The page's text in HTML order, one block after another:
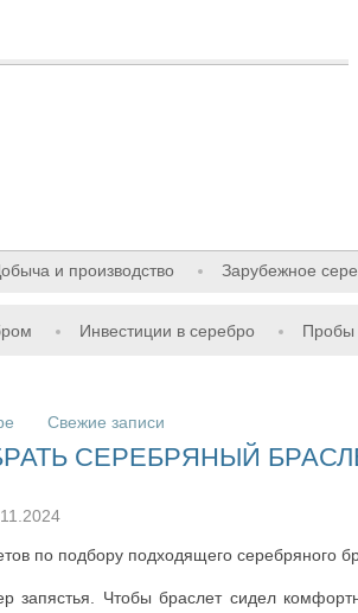
и производство Зарубежное
Инвестиции в серебро Пробы
Свежие записи
СЕРЕБРЯНЫЙ
по подбору подходящего серебряного
запястья. Чтобы браслет сидел